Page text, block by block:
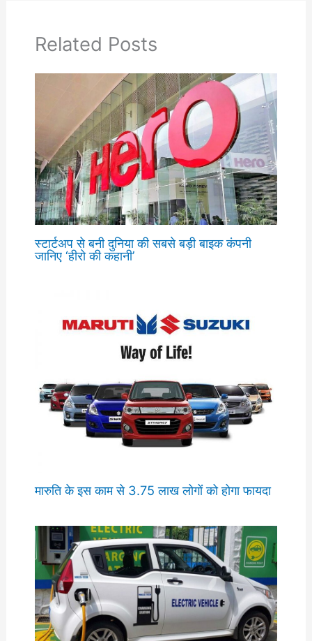
Related Posts
स्टार्टअप से बनी दुनिया की सबसे बड़ी बाइक कंपनी
जानिए ‘हीरो की कहानी’
मारुति के इस काम से 3.75 लाख लोगों को होगा फायदा